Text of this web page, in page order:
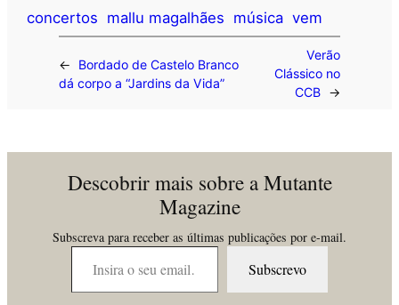
concertos mallu magalhães música vem
←
Bordado de Castelo Branco
dá corpo a “Jardins da Vida”
Verão
Clássico no
CCB
→
Descobrir mais sobre a Mutante
Magazine
Subscreva para receber as últimas publicações por e-mail.
Insira o seu email…
Subscrevo